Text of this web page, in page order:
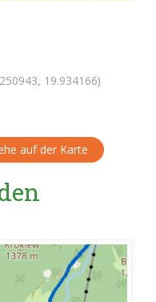
19.934166)
auf der Karte